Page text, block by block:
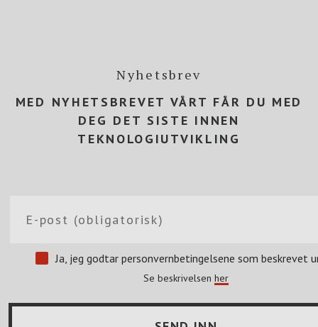
Nyhetsbrev
MED NYHETSBREVET VÅRT FÅR DU MED
DEG DET SISTE INNEN
TEKNOLOGIUTVIKLING
Ja, jeg godtar personvernbetingelsene som beskrevet
Se beskrivelsen her